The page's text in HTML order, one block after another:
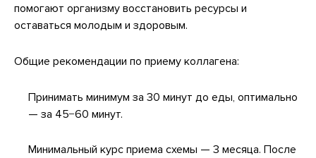
помогают организму восстановить ресурсы и
оставаться молодым и здоровым.
Общие рекомендации по приему коллагена:
Принимать минимум за 30 минут до еды, оптимально
— за 45−60 минут.
Минимальный курс приема схемы — 3 месяца. После